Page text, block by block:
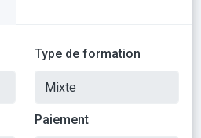
Type de formation
Paiement